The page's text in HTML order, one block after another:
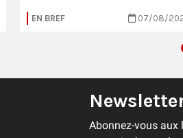
EN BREF 07/08/
Abonnez-vous